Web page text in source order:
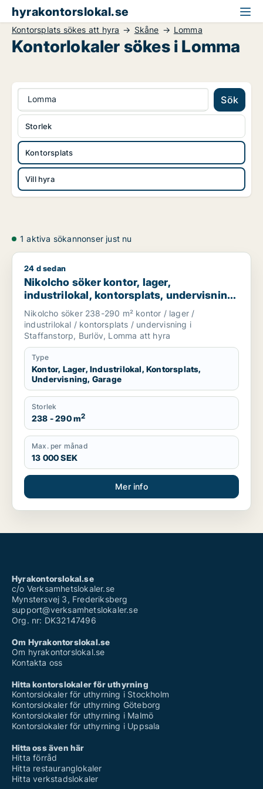
hyrakontorslokal.se
Kontorsplats sökes att hyra Skåne Lomma
Kontorlokaler sökes i Lomma
Lomma Sök
Kontorsplats
Vill hyra
Storlek
1 aktiva sökannonser just nu
Nikolcho söker kontor, lager, industrilokal, kontorsplats,
24 d sedan
Nikolcho söker kontor, lager,
industrilokal, kontorsplats, undervisning
eller garage för uthyrning i Staffanstorp,
Burlöv eller Lomma
Nikolcho söker 238-290 m² kontor / lager /
industrilokal / kontorsplats / undervisning i
Staffanstorp, Burlöv, Lomma att hyra
Type
Kontor, Lager, Industrilokal, Kontorsplats,
Undervisning, Garage
Storlek
238 - 290 m2
Max. per månad
13 000 SEK
Mer info
Hyrakontorslokal.se
c/o Verksamhetslokaler.se
Mynstersvej 3, Frederiksberg
support@verksamhetslokaler.se
Org. nr: DK32147496
Om Hyrakontorslokal.se
Om hyrakontorslokal.se
Kontakta oss
Hitta kontorslokaler för uthyrning
Kontorslokaler för uthyrning i Stockholm
Kontorslokaler för uthyrning Göteborg
Kontorslokaler för uthyrning i Malmö
Kontorslokaler för uthyrning i Uppsala
Hitta oss även här
Hitta förråd
Hitta restauranglokaler
Hitta verkstadslokaler